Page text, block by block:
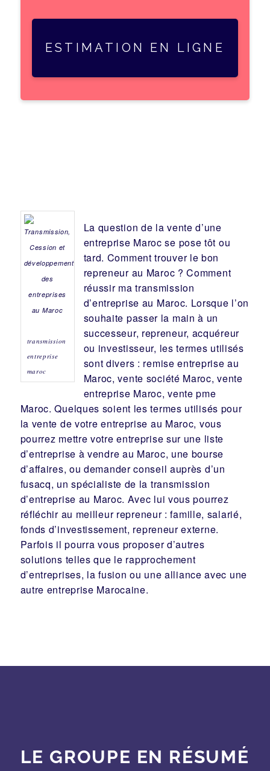
ESTIMATION EN LIGNE
transmission
entreprise
maroc
La question de la vente d’une
entreprise Maroc se pose tôt ou
tard. Comment trouver le bon
repreneurau Maroc ? Comment
réussir matransmission
d’entreprise au Maroc. Lorsque l’on
souhaite passer la main à un
successeur, repreneur, acquéreur
ou investisseur, les termes utilisés
sont divers : remise entreprise au
Maroc, vente société Maroc, vente
entreprise Maroc, vente pme
Maroc. Quelques soient les termes utilisés pour
la vente de votre entreprise au Maroc, vous
pourrez mettre votre entreprise sur une liste
d’entreprise à vendre au Maroc, une bourse
d’affaires, ou demander conseil auprès d’un
fusacq, un spécialiste de la transmission
d’entreprise au Maroc. Avec lui vous pourrez
réfléchir au meilleur repreneur:famille, salarié,
fonds d’investissement, repreneur externe.
Parfois il pourra vous proposer d’autres
solutions telles que le rapprochement
d’entreprises, lafusion ou unealliance avec une
autre entreprise Marocaine.
LE GROUPE EN RÉSUMÉ